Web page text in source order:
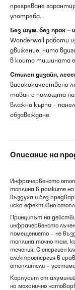
прегряване
употреба.
Без шум, без прах –
Wonderwall работи
движение, нито
в които тишината е
Стилен дизайн,
висококачествено
таван с помощта
влажна кърпа –
обзавеждане.
Описание на
Инфрачервеното
топлина в рамките
въздуха и без
иска ефективно
Принципът на
инфрачервеното
помещението – не
топлина точно там,
течения. С енергиен
електроенергия в
отоплители –
Корпусът от
на механично